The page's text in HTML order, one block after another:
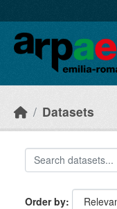
Datasets
Order by